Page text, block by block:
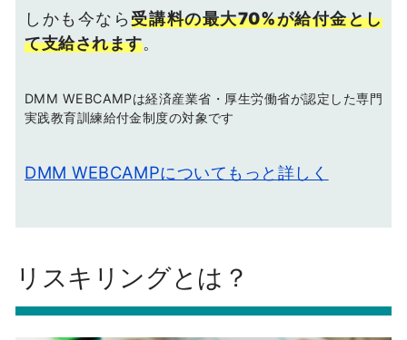
しかも今なら 受講料の最大70%が給付金とし
て支給されます。
DMM WEBCAMPは経済産業省・厚生労働省が認定した専門
実践教育訓練給付金制度の対象です
DMM WEBCAMPについてもっと詳しく
リスキリングとは？